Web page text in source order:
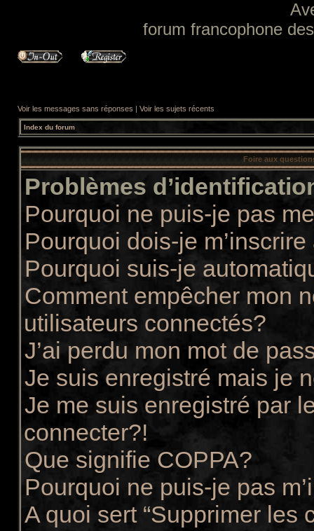
forum francophone
Voir les messages sans réponses | Voir les sujets récents
Index du forum
Foire aux
Problèmes
Pourquoi ne puis-je pas
Pourquoi dois-je
Pourquoi suis-je
Comment empêcher mon
utilisateurs connectés?
J’ai perdu mon mot de
Je suis enregistré mais je
Je me suis enregistré par
connecter?!
Que signifie COPPA?
Pourquoi ne puis-je pas
A quoi sert “Supprimer les